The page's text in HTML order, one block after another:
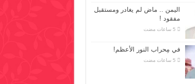
اليمن .. ماض لم يغادر ومستقبل
مفقود !
في مِحراب النور الأعظم!